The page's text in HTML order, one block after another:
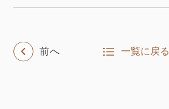
前へ 一覧に戻る